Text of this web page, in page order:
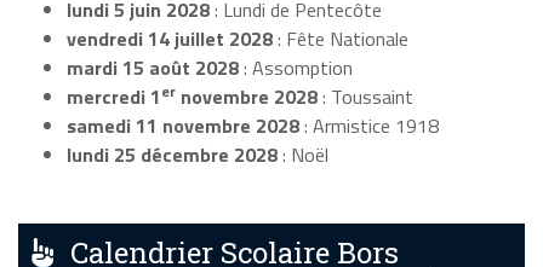
lundi 5 juin 2028: Lundi de Pentecôte
vendredi 14 juillet 2028: Fête Nationale
mardi 15 août 2028: Assomption
mercredi 1er novembre 2028: Toussaint
samedi 11 novembre 2028: Armistice 1918
lundi 25 décembre 2028: Noël
Calendrier Scolaire Bors